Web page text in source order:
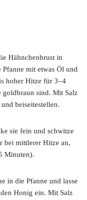
Hähnchenbrust in
mit etwas Öl und
hoher Hitze für 3–4
goldbraun sind. Mit Salz
beiseitestellen.
sie fein und schwitze
bei mittlerer Hitze an,
Minuten).
in die Pfanne und lasse
Honig ein. Mit Salz